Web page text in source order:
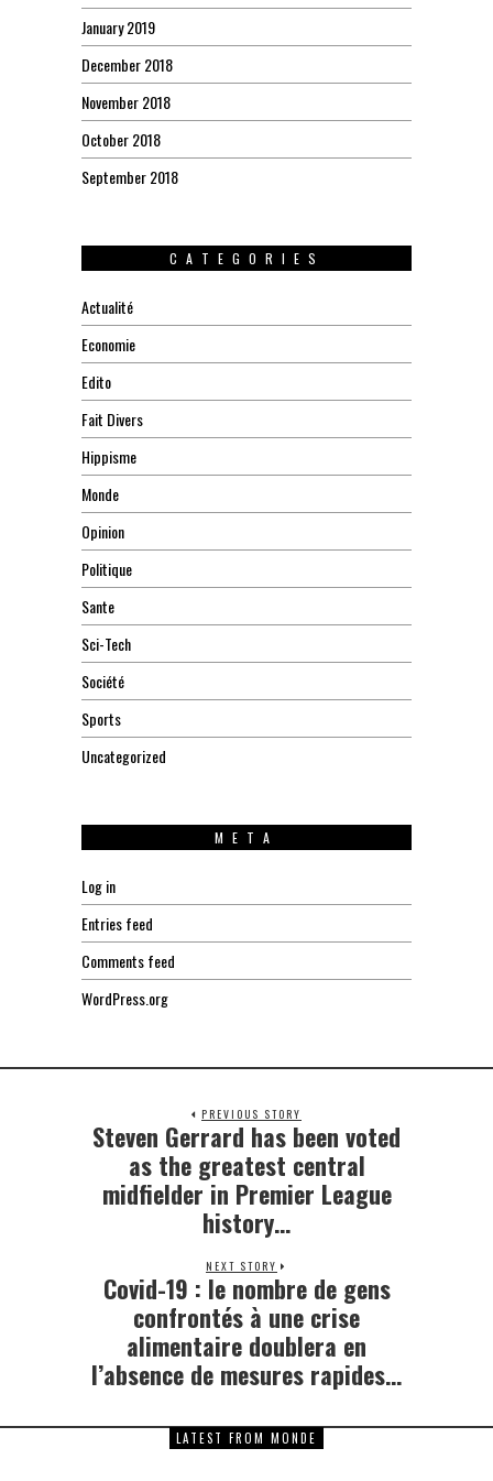
January 2019
December 2018
November 2018
October 2018
September 2018
CATEGORIES
Actualité
Economie
Edito
Fait Divers
Hippisme
Monde
Opinion
Politique
Sante
Sci-Tech
Société
Sports
Uncategorized
META
Log in
Entries feed
Comments feed
WordPress.org
PREVIOUS STORY
Previous
post:
Steven Gerrard has been voted
as the greatest central
midfielder in Premier League
history…
NEXT STORY
Next
post:
Covid-19 : le nombre de gens
confrontés à une crise
alimentaire doublera en
l’absence de mesures rapides…
LATEST FROM MONDE